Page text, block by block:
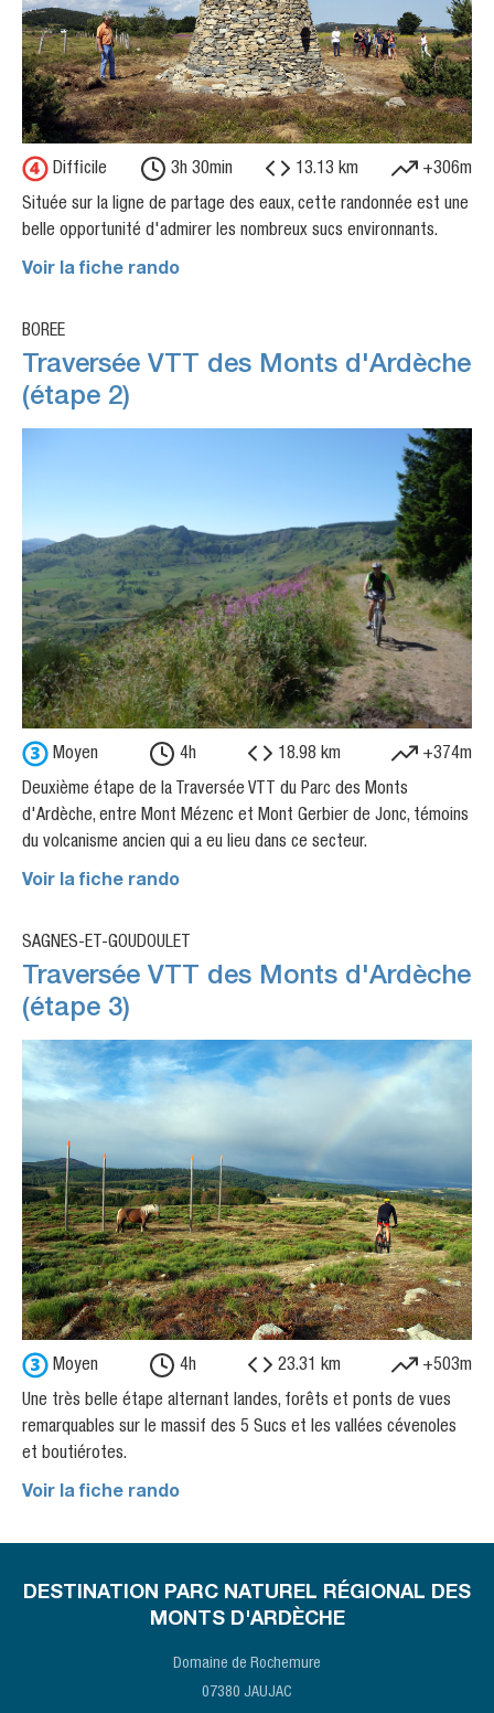
Difficile 3h 30min 13.13 km
+306m
Située sur la ligne de partage des eaux, cette randonnée est une
belle opportunité d'admirer les nombreux sucs environnants.
Voir la fiche rando
BOREE
Traversée VTT des Monts d'Ardèche
(étape 2)
Moyen 4h 18.98 km
+374m
Deuxième étape de la Traversée VTT du Parc des Monts
d'Ardèche, entre Mont Mézenc et Mont Gerbier de Jonc, témoins
du volcanisme ancien qui a eu lieu dans ce secteur.
Voir la fiche rando
SAGNES-ET-GOUDOULET
Traversée VTT des Monts d'Ardèche
(étape 3)
Moyen 4h 23.31 km
+503m
Une très belle étape alternant landes, forêts et ponts de vues
remarquables sur le massif des 5 Sucs et les vallées cévenoles
et boutiérotes.
Voir la fiche rando
DESTINATION PARC NATUREL RÉGIONAL DES
MONTS D'ARDÈCHE
Domaine de Rochemure
07380 JAUJAC